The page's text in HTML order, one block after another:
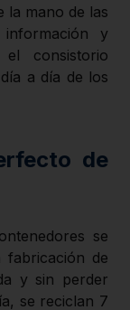
la mano de las
y
consistorio
a día de los
de
se
de
y sin perder
se reciclan 7